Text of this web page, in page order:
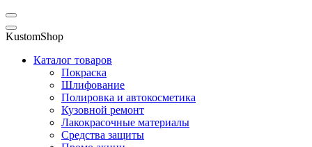
KustomShop
Каталог товаров
Покраска
Шлифование
Полировка и автокосметика
Кузовной ремонт
Лакокрасочные материалы
Средства защиты